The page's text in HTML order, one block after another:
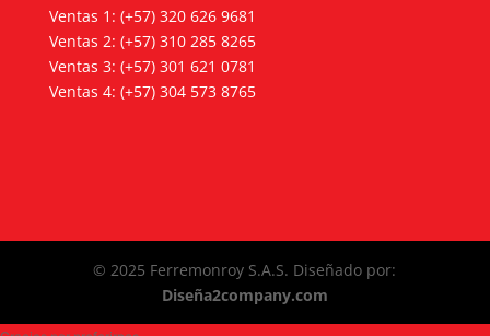
Ventas 1: (+57) 320 626 9681
Ventas 2: (+57) 310 285 8265
Ventas 3: (+57) 301 621 0781
Ventas 4: (+57) 304 573 8765
© 2025 Ferremonroy S.A.S. Diseñado por:
Diseña2company.com